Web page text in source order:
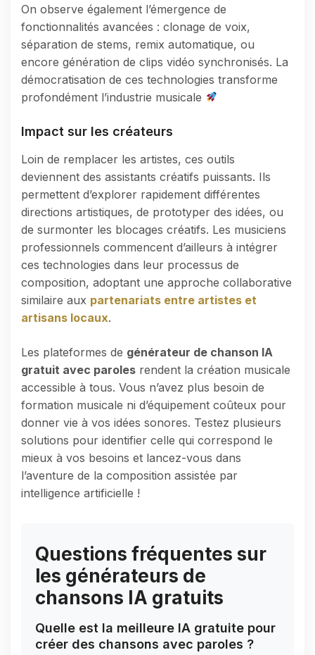
On observe également l’émergence de
fonctionnalités avancées : clonage de voix,
séparation de stems, remix automatique, ou
encore génération de clips vidéo synchronisés. La
démocratisation de ces technologies transforme
profondément l’industrie musicale
Impact sur les créateurs
Loin de remplacer les artistes, ces outils
deviennent des assistants créatifs puissants. Ils
permettent d’explorer rapidement différentes
directions artistiques, de prototyper des idées, ou
de surmonter les blocages créatifs. Les musiciens
professionnels commencent d’ailleurs à intégrer
ces technologies dans leur processus de
composition, adoptant une approche collaborative
similaire aux partenariats entre artistes et
artisans locaux.
Les plateformes de générateur de chanson IA
gratuit avec paroles rendent la création musicale
accessible à tous. Vous n’avez plus besoin de
formation musicale ni d’équipement coûteux pour
donner vie à vos idées sonores. Testez plusieurs
solutions pour identifier celle qui correspond le
mieux à vos besoins et lancez-vous dans
l’aventure de la composition assistée par
intelligence artificielle !
Questions fréquentes sur
les générateurs de
chansons IA gratuits
Quelle est la meilleure IA gratuite pour
créer des chansons avec paroles ?